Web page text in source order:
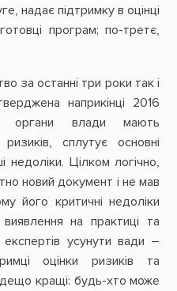
надає підтримку в оцінці
програм; по-третє,
за останні три роки так і
наприкінці 2016
органи влади мають
сплутує основні
недоліки. Цілком логічно,
новий документ і не мав
його критичні недоліки
на практиці та
усунути вади –
оцінки ризиків та
кращі: будь-хто може